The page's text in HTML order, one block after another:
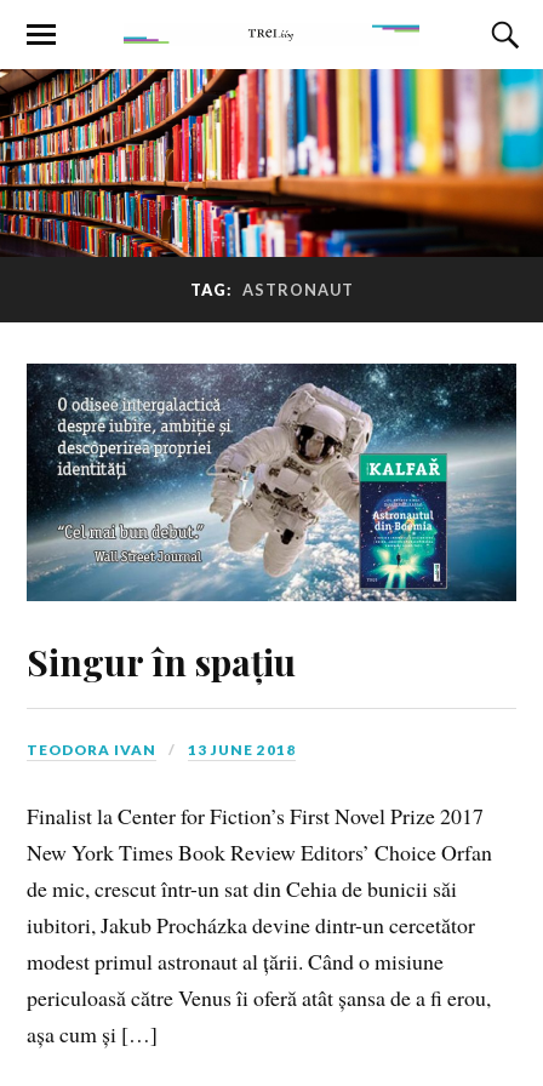
TAG: ASTRONAUT
Singur în spațiu
TEODORA IVAN 13 JUNE 2018
Finalist la Center for Fiction’s First Novel Prize 2017
New York Times Book Review Editors’ Choice Orfan
de mic, crescut într-un sat din Cehia de bunicii săi
iubitori, Jakub Procházka devine dintr-un cercetător
modest primul astronaut al țării. Când o misiune
periculoasă către Venus îi oferă atât șansa de a fi erou,
așa cum și […]